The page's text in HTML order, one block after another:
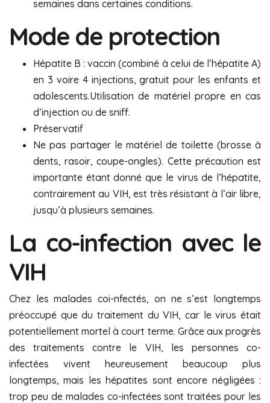
semaines dans certaines conditions.
Mode de protection
Hépatite B : vaccin (combiné à celui de l’hépatite A)
en 3 voire 4 injections, gratuit pour les enfants et
adolescents.Utilisation de matériel propre en cas
d’injection ou de sniff.
Préservatif
Ne pas partager le matériel de toilette (brosse à
dents, rasoir, coupe-ongles). Cette précaution est
importante étant donné que le virus de l’hépatite,
contrairement au VIH, est très résistant à l’air libre,
jusqu’à plusieurs semaines.
La co-infection avec le
VIH
Chez les malades coi-nfectés, on ne s’est longtemps
préoccupé que du traitement du VIH, car le virus était
potentiellement mortel à court terme. Grâce aux progrès
des traitements contre le VIH, les personnes co-
infectées vivent heureusement beaucoup plus
longtemps, mais les hépatites sont encore négligées :
trop peu de malades co-infectées sont traitées pour les